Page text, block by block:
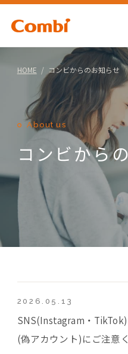
HOME コンビからのお知らせ
About us
コンビから
2026.05.13
SNS(Instagram・
(偽アカウント)にご注意